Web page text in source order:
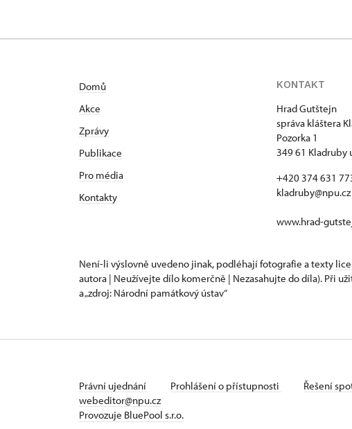
Domů
Akce
Zprávy
Publikace
Pro média
Kontakty
KONTAKT
Hrad Gutštejn
správa kláštera
Pozorka 1
349 61 Kladruby
+420 374 631
kladruby@npu.cz
www.hrad-
Není-li výslovně uvedeno jinak, podléhají fotografie a texty
autora | Neužívejte dílo komerčně | Nezasahujte do díla). Při
a „zdroj: Národní památkový ústav“
Právní ujednání Prohlášení o přístupnosti Řešení
webeditor@npu.cz
Provozuje BluePool s.r.o.